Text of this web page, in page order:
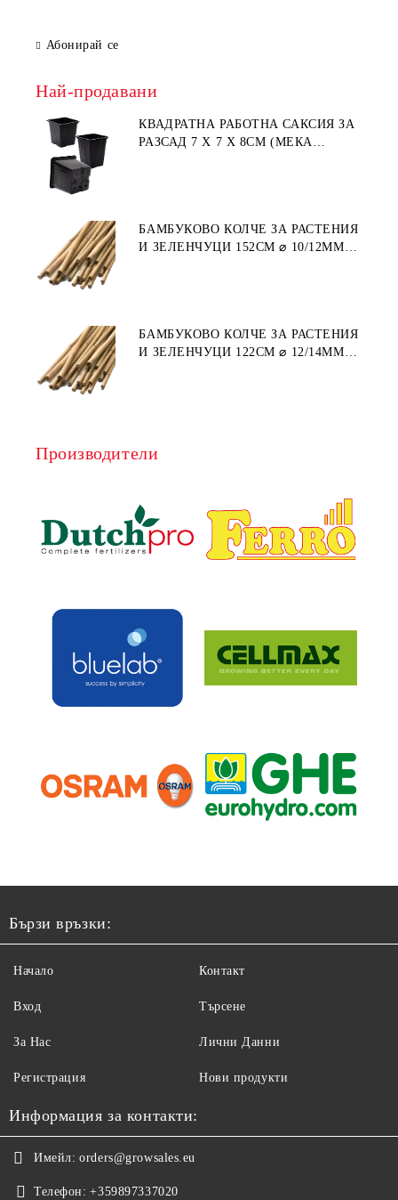
Абонирай се
Най-продавани
КВАДРАТНА РАБОТНА САКСИЯ ЗА
РАЗСАД 7 X 7 X 8СМ (МЕКА
БАМБУКОВО КОЛЧЕ ЗА РАСТЕНИЯ
И ЗЕЛЕНЧУЦИ 152СМ ⌀ 10/12ММ
БАМБУКОВО КОЛЧЕ ЗА РАСТЕНИЯ
И ЗЕЛЕНЧУЦИ 122СМ ⌀ 12/14ММ
Производители
Бързи връзки:
Начало
Вход
За Нас
Регистрация
Контакт
Търсене
Лични Данни
Нови продукти
Информация за контакти:
Имейл: orders@growsales.eu
Телефон: +359897337020